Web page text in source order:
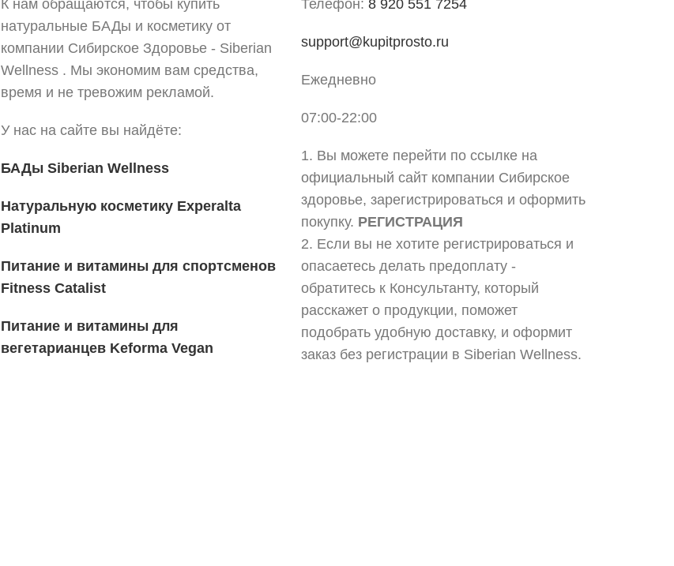
К нам обращаются, чтобы купить
натуральные БАДы и косметику от
компании Сибирское Здоровье - Siberian
Wellness . Мы экономим вам средства,
время и не тревожим рекламой.
У нас на сайте вы найдёте:
БАДы Siberian Wellness
Натуральную косметику Experalta
Platinum
Питание и витамины для спортсменов
Fitness Catalist
Питание и витамины для
вегетарианцев Keforma Vegan
Телефон: 8 920 551 7254
support@kupitprosto.ru
Ежедневно
07:00-22:00
1. Вы можете перейти по ссылке на
официальный сайт компании Сибирское
здоровье, зарегистрироваться и оформить
покупку. РЕГИСТРАЦИЯ
2. Если вы не хотите регистрироваться и
опасаетесь делать предоплату -
обратитесь к Консультанту, который
расскажет о продукции, поможет
подобрать удобную доставку, и оформит
заказ без регистрации в Siberian Wellness.